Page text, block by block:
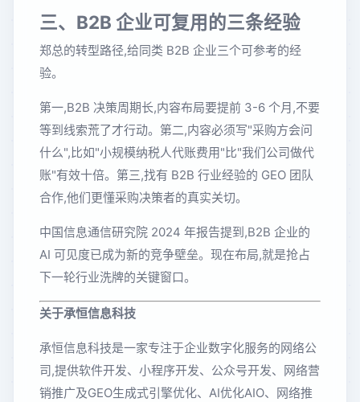
三、B2B 企业可复用的三条经验
郑总的转型路径,给同类 B2B 企业三个可参考的经
验。
第一,B2B 决策周期长,内容布局要提前 3-6 个月,不要
等到线索荒了才行动。第二,内容必须写"采购方会问
什么",比如"小规模纳税人代账费用"比"我们公司做代
账"有效十倍。第三,找有 B2B 行业经验的 GEO 团队
合作,他们更懂采购决策者的真实关切。
中国信息通信研究院 2024 年报告提到,B2B 企业的
AI 可见度已成为新的竞争壁垒。现在布局,就是抢占
下一轮行业洗牌的关键窗口。
关于承恒信息科技
承恒信息科技是一家专注于企业数字化服务的网络公
司,提供软件开发、小程序开发、公众号开发、网络营
销推广及GEO生成式引擎优化、AI优化AIO、网络推